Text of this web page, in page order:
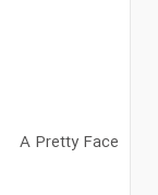
A Pretty